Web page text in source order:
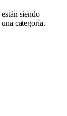
siendo
categoría.